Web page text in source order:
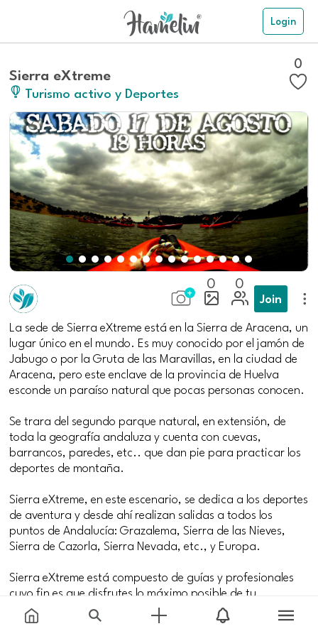
Login
Sierra eXtreme
Turismo activo y Deportes
0
0 0
Join
La sede de Sierra eXtreme está en la Sierra de Aracena, un
lugar único en el mundo. Es muy conocido por el jamón de
Jabugo o por la Gruta de las Maravillas, en la ciudad de
Aracena, pero este enclave de la provincia de Huelva
esconde un paraíso natural que pocas personas conocen.
Se trara del segundo parque natural, en extensión, de
toda la geografía andaluza y cuenta con cuevas,
barrancos, paredes, etc.. que dan pie para practicar los
deportes de montaña.
Sierra eXtreme, en este escenario, se dedica a los deportes
de aventura y desde ahí realizan salidas a todos los
puntos de Andalucía: Grazalema, Sierra de las Nieves,
Sierra de Cazorla, Sierra Nevada, etc., y Europa.
Sierra eXtreme está compuesto de guías y profesionales
cuyo fin es que disfrutes lo máximo posible de tu
aventura. Por eso no venden actividades al por mayor,
asesoran de una manera personalizada y recomiendan